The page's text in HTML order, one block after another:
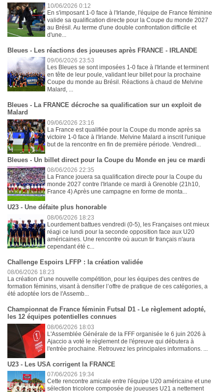
10/06/2026 0:12
En s'imposant 1-0 face à l'Irlande, l'équipe de France féminine
valide sa qualification directe pour la Coupe du monde 2027
au Brésil. Au terme d'une double confrontation difficile et
d'une...
Bleues - Les réactions des joueuses après FRANCE - IRLANDE
09/06/2026 23:53
Les Bleues se sont imposées 1-0 face à l'Irlande et terminent
en tête de leur poule, validant leur billet pour la prochaine
Coupe du monde au Brésil. Réactions à chaud de Melvine
Malard, ...
Bleues - La FRANCE décroche sa qualification sur un exploit de
Malard
09/06/2026 23:16
La France est qualifiée pour la Coupe du monde après sa
victoire 1-0 face à l'Irlande. Melvine Malard a inscrit l'unique
but de la rencontre en fin de première période. Vendredi...
Bleues - Un billet direct pour la Coupe du Monde en jeu ce mardi
08/06/2026 22:35
La France jouera sa qualification directe pour la Coupe du
monde 2027 contre l'Irlande ce mardi à Grenoble (21h10,
France 4) Après une campagne en forme de monta...
U23 - Une défaite plus honorable
08/06/2026 18:23
Lourdement battues vendredi (0-5), les Françaises ont mieux
réagi ce lundi pour la seconde opposition face aux U20
américaines. Une rencontre où aucun tir français n'aura
cependant été c...
Challenge Espoirs LFFP : la création validée
08/06/2026 18:23
La création d’une nouvelle compétition, pour les équipes des centres de
formation féminins, visant à densifier l’offre de pratique de ces catégories, a
été adoptée lors de l'Assemb...
Championnat de France féminin Futsal D1 - Le règlement adopté,
les 12 équipes potentielles connues
08/06/2026 18:03
L'Assemblée Générale de la FFF organisée le 6 juin 2026 à
Ajaccio a voté le règlement de l'épreuve qui débutera à
l'entrée prochaine. Retrouvez les principales informations. ...
U23 - Les USA corrigent la FRANCE
07/06/2026 19:34
Cette rencontre amicale entre l'équipe U20 américaine et une
sélection tricolore composée de joueuses U21 a nettement